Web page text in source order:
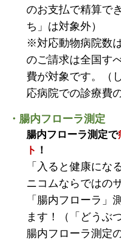
のお支払で精算で
ち」は対象外）
※対応動物病院数
のご請求は全国す
費が対象です。（
応病院での診療費
・腸内フローラ測定
腸内フローラ測定で
ト ！
「入ると健康にな
ニコムならではの
「腸内フローラ」
ます！（「どうぶ
腸内フローラ測定